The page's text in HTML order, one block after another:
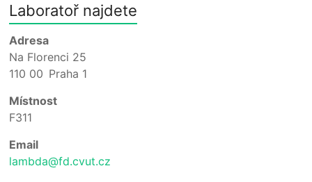
Laboratoř
aplikované
matematiky
v
dopravě
logistice
Laboratoř najdete
Adresa
Na Florenci 25
110 00 Praha 1
Místnost
F311
Email
lambda@fd.cvut.cz